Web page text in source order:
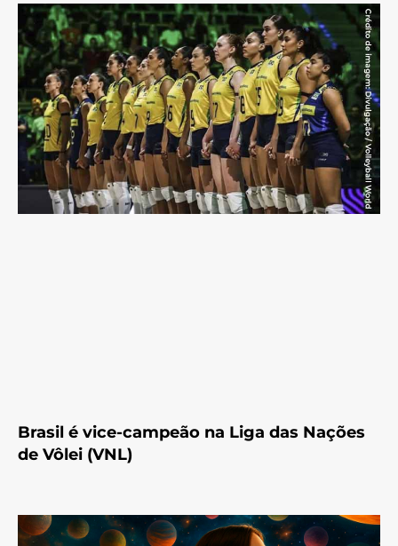
Brasil é vice-campeão na Liga das Nações
de Vôlei (VNL)